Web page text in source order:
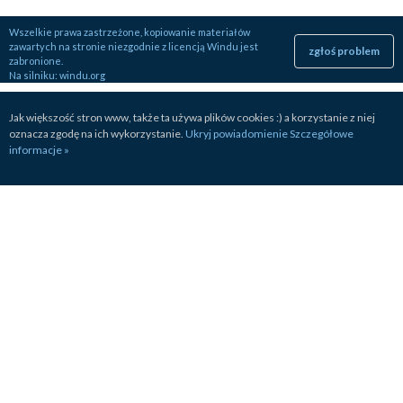
zgłoś problem
Wszelkie prawa zastrzeżone, kopiowanie materiałów
zawartych na stronie niezgodnie z licencją Windu jest
zabronione.
Na silniku: windu.org
Jak większość stron www, także ta używa plików cookies :) a korzystanie z niej
oznacza zgodę na ich wykorzystanie. Ukryj powiadomienieSzczegółowe
informacje »